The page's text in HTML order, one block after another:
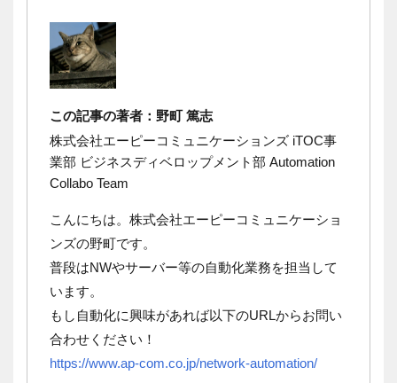
この記事の著者：野町 篤志
株式会社エーピーコミュニケーションズ iTOC事
業部 ビジネスディベロップメント部 Automation
Collabo Team
こんにちは。株式会社エーピーコミュニケーショ
ンズの野町です。
普段はNWやサーバー等の自動化業務を担当して
います。
もし自動化に興味があれば以下のURLからお問い
合わせください！
https://www.ap-com.co.jp/network-automation/